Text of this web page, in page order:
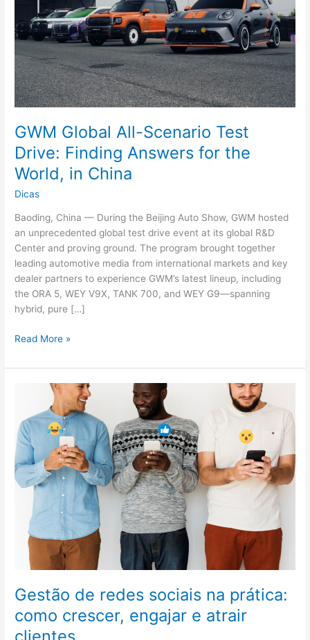
GWM Global All-Scenario Test
Drive: Finding Answers for the
World, in China
Dicas
Baoding, China — During the Beijing Auto Show, GWM hosted
an unprecedented global test drive event at its global R&D
Center and proving ground. The program brought together
leading automotive media from international markets and key
dealer partners to experience GWM’s latest lineup, including
the ORA 5, WEY V9X, TANK 700, and WEY G9—spanning
hybrid, pure […]
GWM
All-
Scenario
Drive:
Finding
Answers
for
the
World,
China
Read More »
Gestão de redes sociais na prática:
como crescer, engajar e atrair